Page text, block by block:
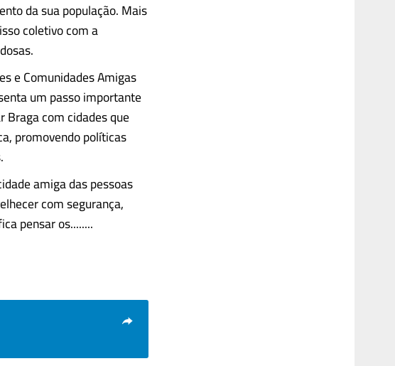
da sua população. Mais
coletivo com a
e Comunidades Amigas
um passo importante
Braga com cidades que
promovendo políticas
amiga das pessoas
com segurança,
pensar os........